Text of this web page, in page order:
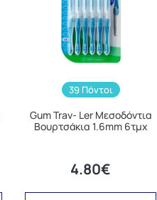
39 Πόντοι
Gum Trav- Ler Μεσοδόντια
Βουρτσάκια 1.6mm 6τμχ
4.80€